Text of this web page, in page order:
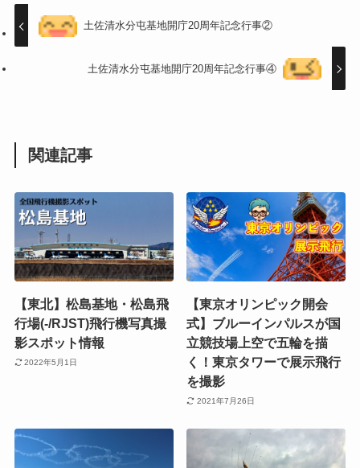
土佐清水分屯基地開庁20周年記念行事②
土佐清水分屯基地開庁20周年記念行事④
関連記事
【東北】松島基地・松島飛
行場(-/RJST)飛行機写真撮
影スポット情報
2022年5月1日
【東京オリンピック開会
式】ブルーインパルスが国
立競技場上空で五輪を描
く！東京タワーで展示飛行
を撮影
2021年7月26日